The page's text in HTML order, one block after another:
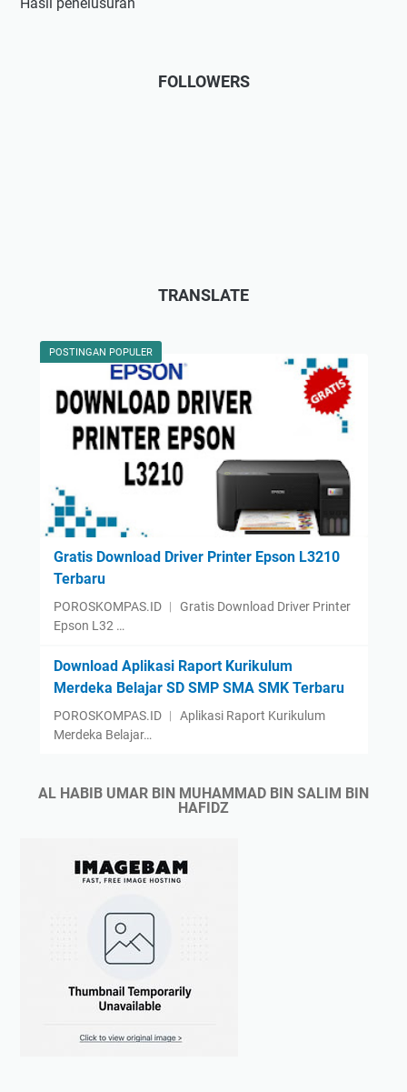
FOLLOWERS
TRANSLATE
POSTINGAN POPULER
Gratis Download Driver Printer Epson L3210
Terbaru
POROSKOMPAS.ID ︱ Gratis Download Driver Printer
Epson L32 …
Download Aplikasi Raport Kurikulum
Merdeka Belajar SD SMP SMA SMK Terbaru
POROSKOMPAS.ID ︱ Aplikasi Raport Kurikulum
Merdeka Belajar…
AL HABIB UMAR BIN MUHAMMAD BIN SALIM BIN
HAFIDZ